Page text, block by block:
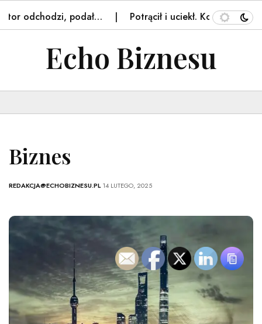
odchodzi, podał… Potrącił i uciekł. Kobieta nie
Echo Biznesu
Biznes
REDAKCJA@ECHOBIZNESU.PL14 LUTEGO, 2025